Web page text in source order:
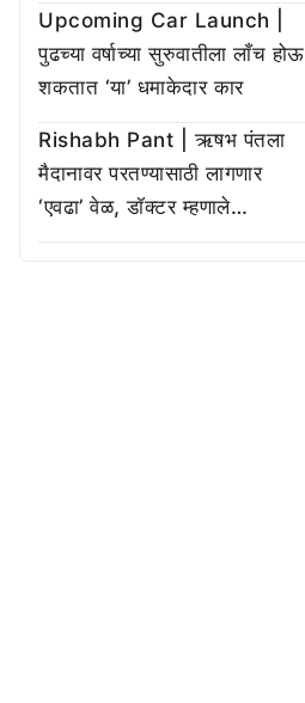
Upcoming Car Launch |
पुढच्या वर्षाच्या सुरुवातीला लाँच होऊ
शकतात ‘या’ धमाकेदार कार
Rishabh Pant | ऋषभ पंतला
मैदानावर परतण्यासाठी लागणार
‘एवढा’ वेळ, डॉक्टर म्हणाले…